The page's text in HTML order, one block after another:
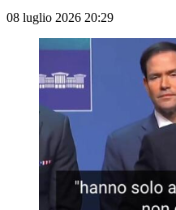
08 luglio 2026 20:29